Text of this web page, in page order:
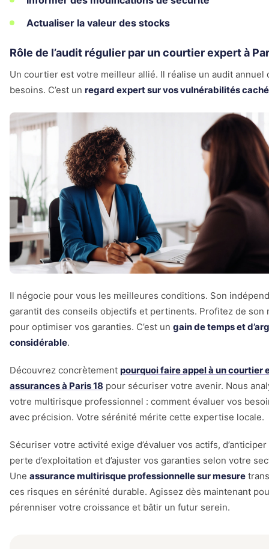
Actualiser la valeur des stocks
Rôle de l’audit régulier par un courtier expert à
Un courtier est votre meilleur allié. Il réalise un audit annuel
besoins. C’est un regard expert sur vos vulnérabilités
Il négocie pour vous les meilleures conditions. Son
garantit des conseils objectifs et pertinents. Profitez de son
pour optimiser vos garanties. C’est un gain de temps et
considérable.
Découvrez concrètement pourquoi faire appel à un courtier
assurances à Paris 18 pour sécuriser votre avenir. Nous
votre multirisque professionnel : comment évaluer vos
avec précision. Votre sérénité mérite cette expertise locale.
Sécuriser votre activité exige d’évaluer vos actifs, d’anticiper
perte d’exploitation et d’ajuster vos garanties selon votre
Une assurance multirisque professionnelle sur mesure
ces risques en sérénité durable. Agissez dès maintenant
pérenniser votre croissance et bâtir un futur serein.